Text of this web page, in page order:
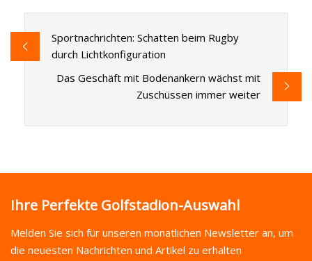
Sportnachrichten: Schatten beim Rugby
durch Lichtkonfiguration
Das Geschäft mit Bodenankern wächst mit
Zuschüssen immer weiter
Ihre Perfekte Golfstadion-Auswahl
Melden Sie sich für unseren monatlichen Newsletter an, um
die neuesten Nachrichten und Artikel zu erhalten